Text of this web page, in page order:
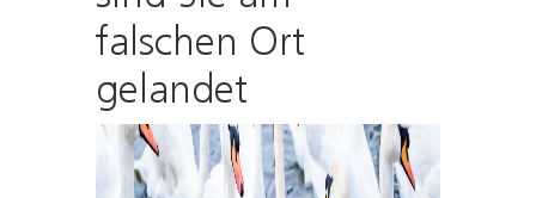
falschen Ort
gelandet